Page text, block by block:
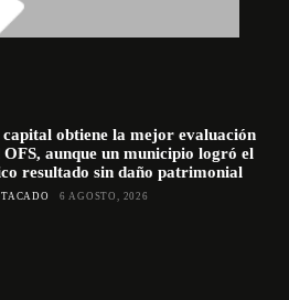
obtiene la mejor evaluación
OFS, aunque un municipio logró el
resultado sin daño patrimonial
6 AGOSTO, 2026